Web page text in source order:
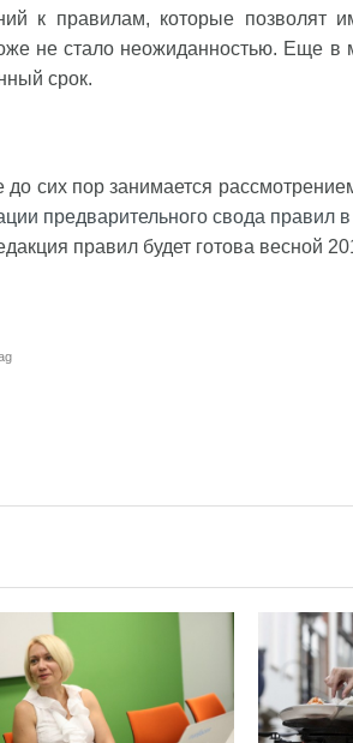
к правилам, которые позволят
не стало неожиданностью. Еще в
срок.
сих пор занимается
предварительного свода правил
правил будет готова весной